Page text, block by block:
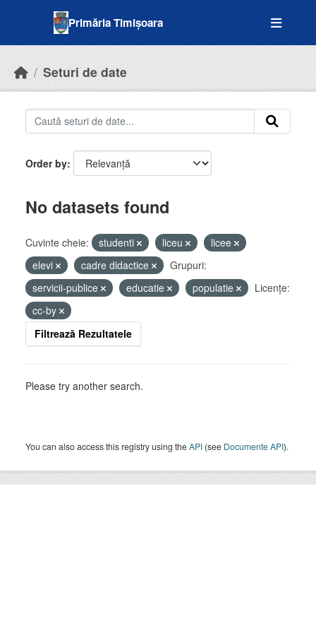
Primăria Timișoara
Seturi de date
Order by
No datasets found
Cuvinte cheie: studenti liceu
licee
elevi
cadre didactice
Grupuri:
servicii-publice
educatie populatie
Licenţe:
cc-by
Filtrează Rezultatele
Please try another search.
You can also access this registry using theAPI (see Documente API).